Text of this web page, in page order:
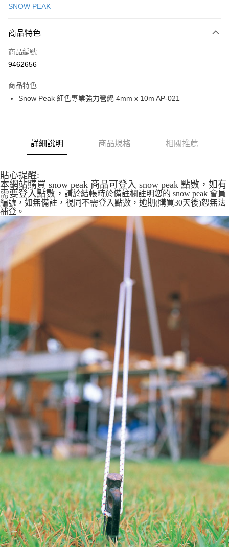
3 期 0 利率 每期
合作金庫商業銀行
上海商業儲蓄銀行
臺灣中小企業銀行
匯豐（台灣）商業銀行
華泰商業銀行
台新國際商業銀行
中國信託商業銀行
台灣樂天信用卡公司
超商取貨付款
LINE Pay
Apple Pay
全家取貨付款
付款後全家取貨
每筆NT$60，滿NT$490(含以上)免運費
7-11取貨付款
每筆NT$60，滿NT$490(含以上)免運費
付款後7-11取貨
每筆NT$60，滿NT$490(含以上)免運費
每筆NT$80，滿NT$490(含以上)免運費
每筆NT$80，滿NT$490(含以上)免運費
付款後門市自取
免運費
SNOW PEAK
商品特色
商品編號
9462656
商品特色
Snow Peak 紅色專業強力營繩 4mm x 10m AP-021
詳細說明 商品規格 相關推薦
貼心提醒:
本網站購買 snow peak 商品可登入 snow peak 點數，如有
需要登入點數， 請於結帳時於備註欄註明您的 snow peak 會員
編號，如無備註， 視同不需登入點數，逾期(購買30天後)恕無法
補登。